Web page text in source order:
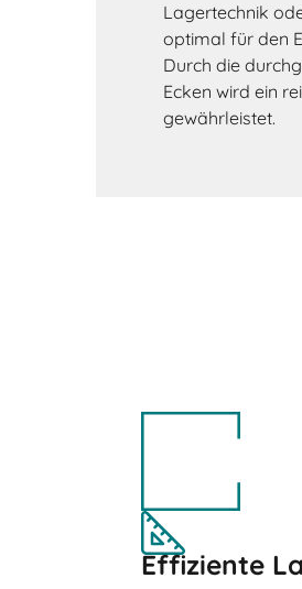
Lagertechnik
optimal für den
Durch die
Ecken wird ein
gewährleistet.
Effiziente